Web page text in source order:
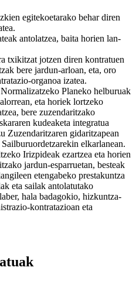
egitekoetarako behar diren
antolatzea, baita horien lan-
txikitzat jotzen diren kontratuen
bere jardun-arloan, eta, oro
organoa izatea.
Planeko helburuak
eta horiek lortzeko
bere zuzendaritzako
kudeaketa integratua
Zuzendaritzaren gidaritzapean
elkarlanean.
Irizpideak ezartzea eta horien
jardun-esparruetan, besteak
etengabeko prestakuntza
eta sailak antolatutako
hala badagokio, hizkuntza-
kontratazioan eta